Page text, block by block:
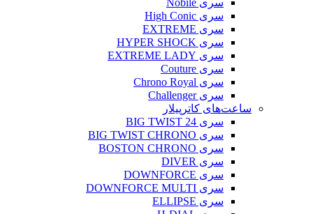
سری Nobile
سری High Conic
سری EXTREME
سری HYPER SHOCK
سری EXTREME LADY
سری Couture
سری Chrono Royal
سری Challenger
ساعت‌های کاترپیلار
سری BIG TWIST 24
سری BIG TWIST CHRONO
سری BOSTON CHRONO
سری DIVER
سری DOWNFORCE
سری DOWNFORCE MULTI
سری ELLIPSE